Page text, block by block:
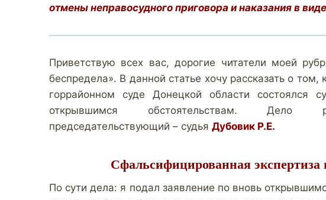
отмены неправосудного приговора и наказания в
Приветствую всех вас, дорогие читатели моей
беспредела». В данной статье хочу рассказать о
горрайонном суде Донецкой области
открывшимся обстоятельствам. Дело
председательствующий – судья Дубовик Р.Е.
Сфальсифицированная экспертиза
По сути дела: я подал заявление по вновь